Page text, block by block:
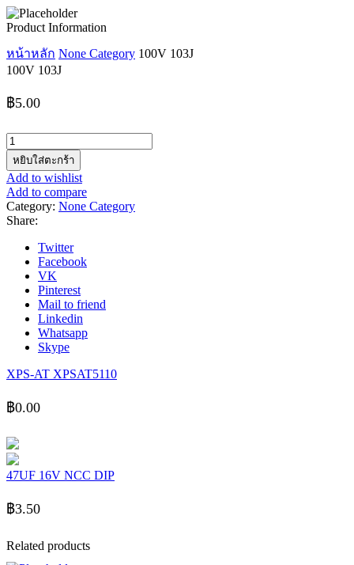
Product Information
หน้าหลัก None Category 100V 103J
100V 103J
฿5.00
จำนวน
100V
103J
ชิ้น
หยิบใส่ตะกร้า
Add to wishlist
Add to compare
Category: None Category
Share:
Twitter
Facebook
VK
Pinterest
Mail to friend
Linkedin
Whatsapp
Skype
XPS-AT XPSAT5110
฿0.00
47UF 16V NCC DIP
฿3.50
Related products